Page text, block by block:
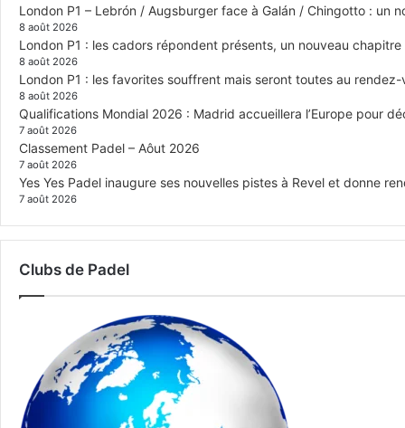
London P1 – Lebrón / Augsburger face à Galán / Chingotto : un
8 août 2026
London P1 : les cadors répondent présents, un nouveau
8 août 2026
London P1 : les favorites souffrent mais seront toutes au
8 août 2026
Qualifications Mondial 2026 : Madrid accueillera l’Europe pour
7 août 2026
Classement Padel – Aôut 2026
7 août 2026
Yes Yes Padel inaugure ses nouvelles pistes à Revel et donne
7 août 2026
Clubs de Padel